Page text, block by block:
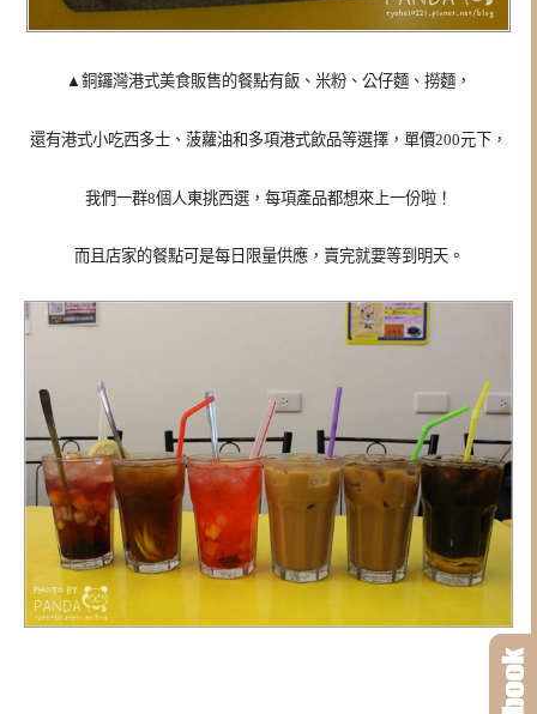
▲銅鑼灣港式美食販售的餐點有飯、米粉、公仔麵、撈麵，
還有港式小吃西多士、菠蘿油和多項港式飲品等選擇，單價200元下，
我們一群8個人東挑西選，每項產品都想來上一份啦！
而且店家的餐點可是每日限量供應，賣完就要等到明天。